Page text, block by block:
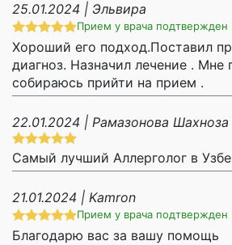
25.01.2024 | Эльвира
Прием у врача подтвержден
Хороший его подход.Поставил
диагноз. Назначил лечение . Мне
собираюсь прийти на прием .
22.01.2024 | Рамазонова Шахноза
Самый лучший Аллерголог в
21.01.2024 | Kamron
Прием у врача подтвержден
Благодарю вас за вашу помощь